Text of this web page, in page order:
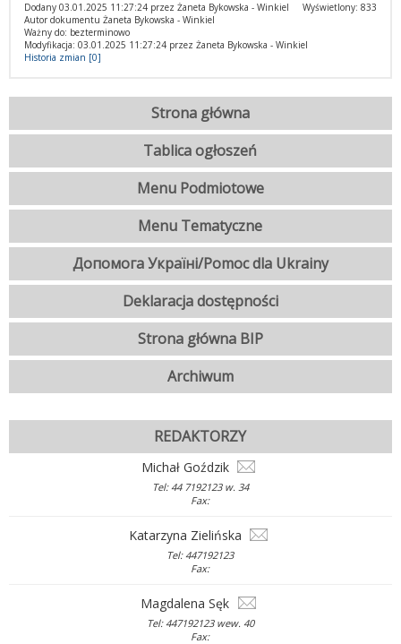
Wyświetlony: 833
Dodany 03.01.2025 11:27:24 przez Żaneta Bykowska - Winkiel
Autor dokumentu Żaneta Bykowska - Winkiel
Ważny do: bezterminowo
Modyfikacja: 03.01.2025 11:27:24 przez Żaneta Bykowska - Winkiel
Historia zmian [0]
Strona główna
Tablica ogłoszeń
Menu Podmiotowe
Menu Tematyczne
Допомога Україні/Pomoc dla Ukrainy
Deklaracja dostępności
Strona główna BIP
Archiwum
REDAKTORZY
Michał Goździk
Tel: 44 7192123 w. 34
Fax:
Katarzyna Zielińska
Tel: 447192123
Fax:
Magdalena Sęk
Tel: 447192123 wew. 40
Fax: